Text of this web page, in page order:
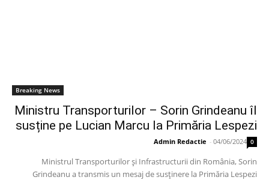
Breaking News
Ministru Transporturilor – Sorin Grindeanu îl
susține pe Lucian Marcu la Primăria Lespezi
Admin Redactie - 04/06/2024 0
Ministrul Transporturilor și Infrastructurii din România, Sorin
Grindeanu a transmis un mesaj de susținere la Primăria Lespezi